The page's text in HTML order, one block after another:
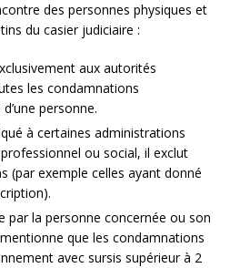
des personnes physiques et
du casier judiciaire :
aux autorités
les condamnations
personne.
à certaines administrations
ou social, il exclut
(par exemple celles ayant donné
par la personne concernée ou son
que les condamnations
avec sursis supérieur à 2